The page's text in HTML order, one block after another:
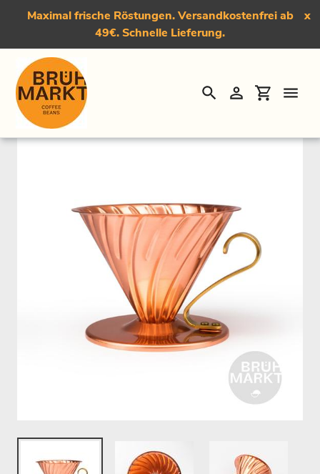
Direkt
Maximal frische Röstungen. Versandkostenfrei ab
49€. Schnelle Lieferung.
x
SuchenEinloggen
Startseite › Das Kaffeezubehör